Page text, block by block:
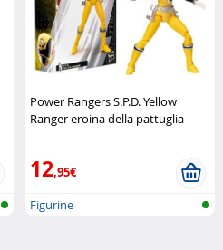
Power Rangers S.P.D. Yellow
Ranger eroina della pattuglia
12,95€
Figurine